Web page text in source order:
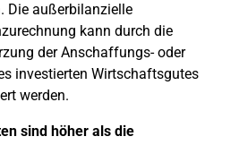
Die außerbilanzielle
kann durch die
der Anschaffungs- oder
investierten Wirtschaftsgutes
werden.
sind höher als die